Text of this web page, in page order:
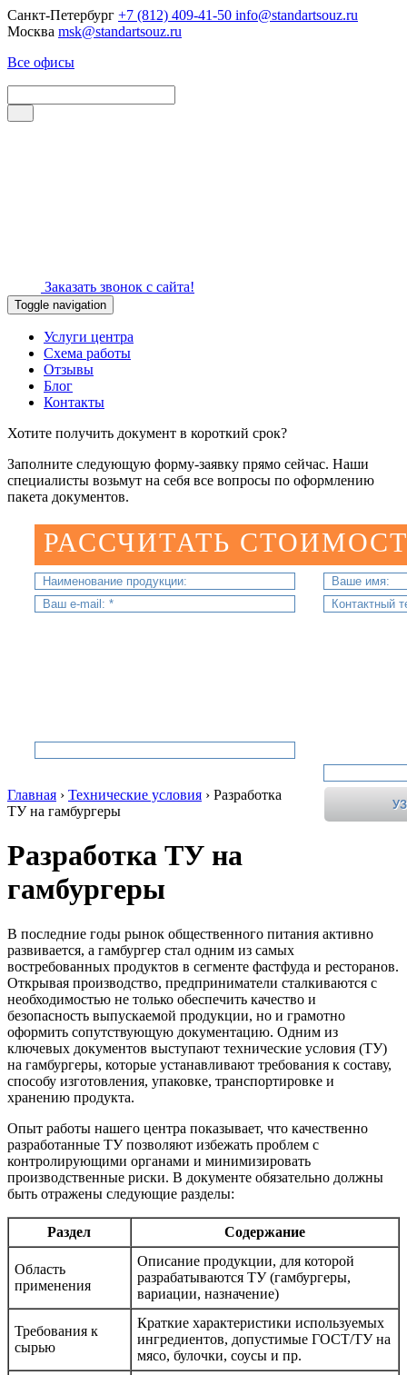
Санкт-Петербург +7 (812) 409-41-50 info@standartsouz.ru
Москва msk@standartsouz.ru
Все офисы
Заказать звонок с сайта!
Toggle navigation
Услуги центра
Схема работы
Отзывы
Блог
Контакты
Хотите получить документ в короткий срок?
Заполните следующую форму-заявку прямо сейчас. Наши
специалисты возьмут на себя все вопросы по оформлению
пакета документов.
РАССЧИТАТЬ
Главная › Технические условия › Разработка
ТУ на гамбургеры
Разработка ТУ на
гамбургеры
В последние годы рынок общественного питания активно
развивается, а гамбургер стал одним из самых
востребованных продуктов в сегменте фастфуда и ресторанов.
Открывая производство, предприниматели сталкиваются с
необходимостью не только обеспечить качество и
безопасность выпускаемой продукции, но и грамотно
оформить сопутствующую документацию. Одним из
ключевых документов выступают технические условия (ТУ)
на гамбургеры, которые устанавливают требования к составу,
способу изготовления, упаковке, транспортировке и
хранению продукта.
Опыт работы нашего центра показывает, что качественно
разработанные ТУ позволяют избежать проблем с
контролирующими органами и минимизировать
производственные риски. В документе обязательно должны
быть отражены следующие разделы:
Раздел Содержание
Область
применения
Описание продукции, для которой
разрабатываются ТУ (гамбургеры,
вариации, назначение)
Требования к
сырью
Краткие характеристики используемых
ингредиентов, допустимые ГОСТ/ТУ на
мясо, булочки, соусы и пр.